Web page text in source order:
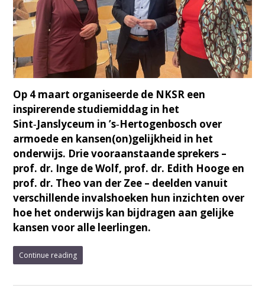
Op 4 maart organiseerde de NKSR een
inspirerende studiemiddag in het
Sint‑Janslyceum in ’s‑Hertogenbosch over
armoede en kansen(on)gelijkheid in het
onderwijs. Drie vooraanstaande sprekers –
prof. dr. Inge de Wolf, prof. dr. Edith Hooge en
prof. dr. Theo van der Zee – deelden vanuit
verschillende invalshoeken hun inzichten over
hoe het onderwijs kan bijdragen aan gelijke
kansen voor alle leerlingen.
Continue reading